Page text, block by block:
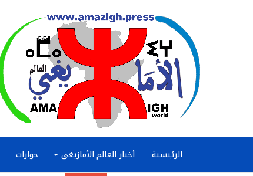
الرئيسية أخبار العالم الأمازيغي حوارات